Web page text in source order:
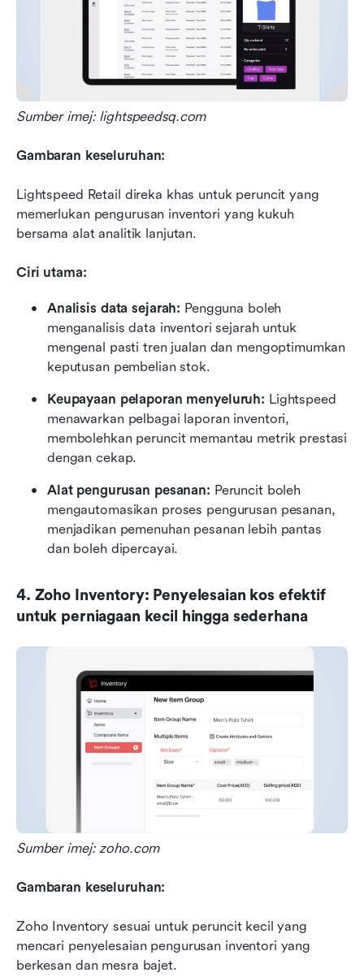
Sumber imej: lightspeedsq.com
Gambaran keseluruhan:
Lightspeed Retail direka khas untuk peruncit yang
memerlukan pengurusan inventori yang kukuh
bersama alat analitik lanjutan.
Ciri utama:
Analisis data sejarah: Pengguna boleh
menganalisis data inventori sejarah untuk
mengenal pasti tren jualan dan mengoptimumkan
keputusan pembelian stok.
Keupayaan pelaporan menyeluruh: Lightspeed
menawarkan pelbagai laporan inventori,
membolehkan peruncit memantau metrik prestasi
dengan cekap.
Alat pengurusan pesanan: Peruncit boleh
mengautomasikan proses pengurusan pesanan,
menjadikan pemenuhan pesanan lebih pantas
dan boleh dipercayai.
4. Zoho Inventory: Penyelesaian kos efektif
untuk perniagaan kecil hingga sederhana
Sumber imej: zoho.com
Gambaran keseluruhan:
Zoho Inventory sesuai untuk peruncit kecil yang
mencari penyelesaian pengurusan inventori yang
berkesan dan mesra bajet.